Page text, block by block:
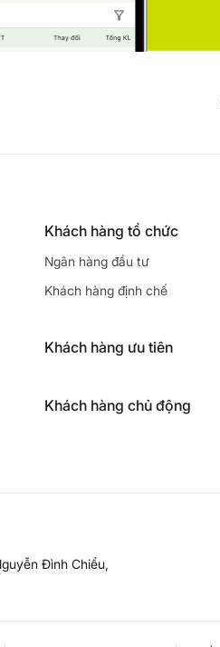
Khách hàng tổ chức
Ngân hàng đầu tư
Khách hàng định chế
Khách hàng ưu tiên
Khách hàng chủ động
Đình Chiểu,